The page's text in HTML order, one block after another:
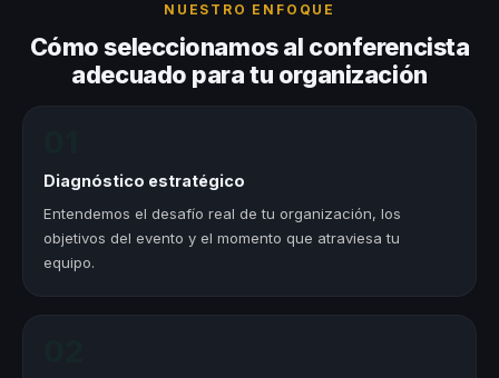
NUESTRO ENFOQUE
Cómo seleccionamos al conferencista
adecuado para tu organización
Diagnóstico estratégico
Entendemos el desafío real de tu organización, los
objetivos del evento y el momento que atraviesa tu
equipo.